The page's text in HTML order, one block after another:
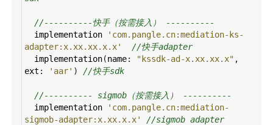
//----------快手（按需接入） ----------
implementation
'com.pangle.cn:mediation-ks-
adapter:x.xx.xx.x.x'
//快手adapter
implementation(name: "kssdk-ad-x.xx.xx.x"
ext : 'aar' ) //快手sdk
//---------- sigmob（按需接入） ----------
implementation
'com.pangle.cn:mediation-
sigmob-adapter:x.xx.x.x'
//sigmob adapter